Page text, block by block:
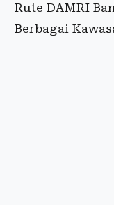
Rute DAMRI
Berbagai